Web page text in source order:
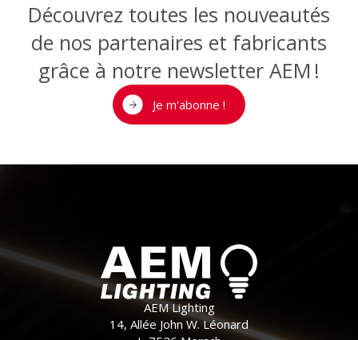
Découvrez toutes les nouveautés
de nos partenaires et fabricants
grâce à notre newsletter AEM !
Je m'abonne !
AEM Lighting
14, Allée John W. Léonard